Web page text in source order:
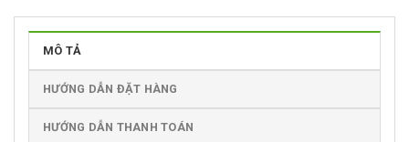
MÔ TẢ
HƯỚNG DẪN ĐẶT HÀNG
HƯỚNG DẪN THANH TOÁN